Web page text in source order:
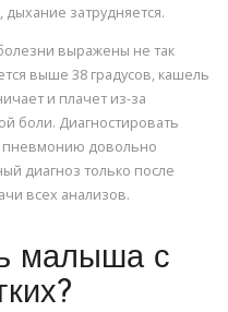
затрудняется.
выражены не так
выше 38 градусов, кашель
и плачет из-за
боли. Диагностировать
пневмонию довольно
диагноз только после
всех анализов.
малыша с